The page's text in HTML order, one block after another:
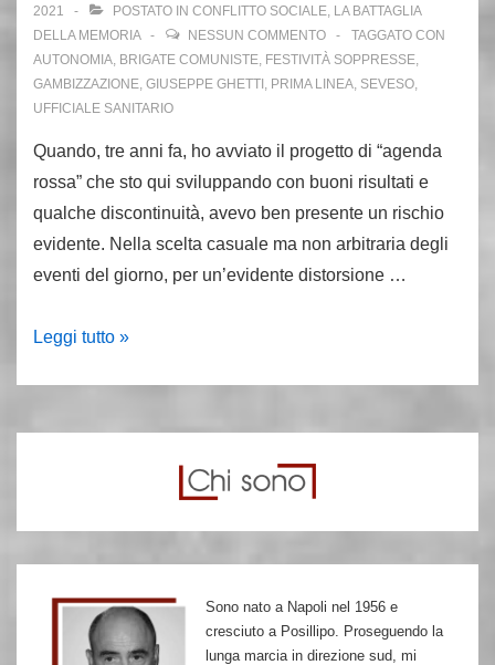
2021
POSTATO IN CONFLITTO SOCIALE, LA BATTAGLIA
DELLA MEMORIA
NESSUN COMMENTO
TAGGATO CON
AUTONOMIA, BRIGATE COMUNISTE, FESTIVITÀ SOPPRESSE,
GAMBIZZAZIONE, GIUSEPPE GHETTI , PRIMA LINEA, SEVESO,
UFFICIALE SANITARIO
Quando, tre anni fa, ho avviato il progetto di “agenda
rossa” che sto qui sviluppando con buoni risultati e
qualche discontinuità, avevo ben presente un rischio
evidente. Nella scelta casuale ma non arbitraria degli
eventi del giorno, per un’evidente distorsione …
19
la
Leggi tutto »
Sono nato a Napoli nel 1956 e
cresciuto a Posillipo. Proseguendo la
lunga marcia in direzione sud, mi